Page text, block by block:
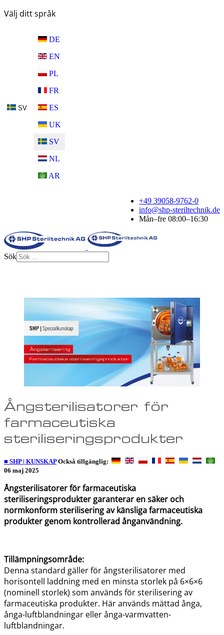
Välj ditt språk
SV
DE
EN
PL
FR
ES
UK
SV
NL
AR
+49 39058-9762-0
info@shp-steriltechnik.de
Mån–fre 08:00–16:30
Sök
Ångsterilisatorer för
farmaceutiska
steriliseringsprodukter
■ SHP | KUNSKAP Också tillgänglig:
06 maj 2025
Ångsterilisatorer för farmaceutiska
steriliseringsprodukter garanterar en säker och
normkonform sterilisering av känsliga farmaceutiska
produkter genom kontrollerad ånganvändning.
Tillämpningsområde:
Denna standard gäller för ångsterilisatorer med
horisontell laddning med en minsta storlek på 6×6×6
(nominell storlek) som används för sterilisering av
farmaceutiska produkter. Här används mättad ånga,
ånga-luftblandningar eller ånga-varmvatten-
luftblandningar.